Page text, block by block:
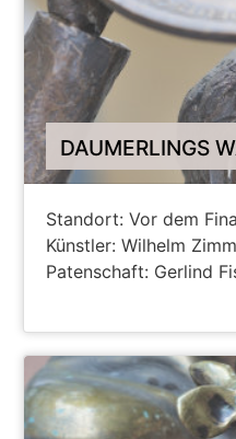
DAUMERLINGS
Standort: Vor dem
Künstler: Wilhelm
Patenschaft: Gerlind